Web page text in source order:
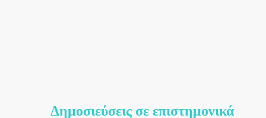
Δημοσιεύσεις σεεπιστημονικά